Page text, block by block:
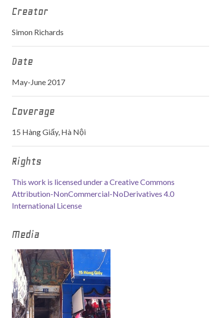
Creator
Simon Richards
Date
May-June 2017
Coverage
15 Hàng Giấy, Hà Nội
Rights
This work is licensed under a Creative Commons
Attribution-NonCommercial-NoDerivatives 4.0
International License
Media